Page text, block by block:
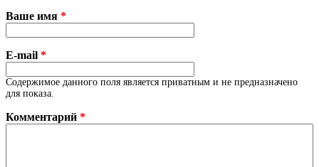
Ваше имя *
E-mail *
Содержимое данного поля является приватным и не предназначено
для показа.
Комментарий *